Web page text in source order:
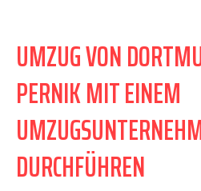
UMZUG VON
PERNIK MIT EINEM
DURCHFÜHREN